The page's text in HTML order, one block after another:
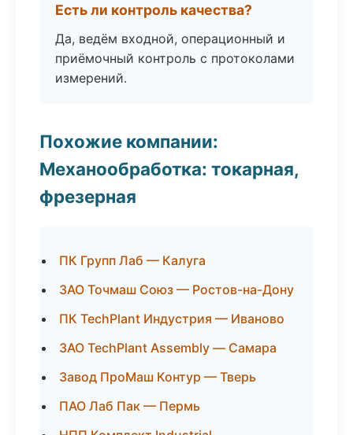
Есть ли контроль качества?
Да, ведём входной, операционный и
приёмочный контроль с протоколами
измерений.
Похожие компании:
Механообработка: токарная,
фрезерная
ПК Групп Лаб — Калуга
ЗАО Точмаш Союз — Ростов-на-Дону
ПК TechPlant Индустрия — Иваново
ЗАО TechPlant Assembly — Самара
Завод ПроМаш Контур — Тверь
ПАО Лаб Пак — Пермь